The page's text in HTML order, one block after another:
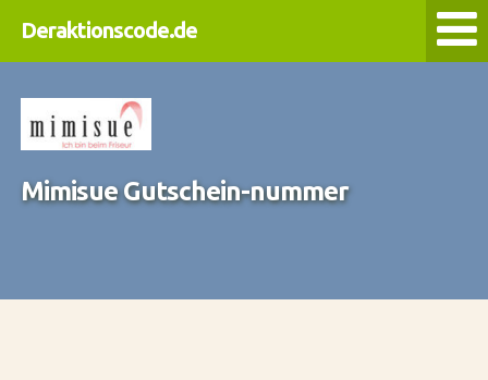
Deraktionscode.de
Mimisue Gutschein-nummer